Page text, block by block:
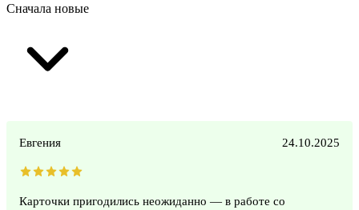
Сначала новые
Евгения 24.10.2025
Карточки пригодились неожиданно — в работе со